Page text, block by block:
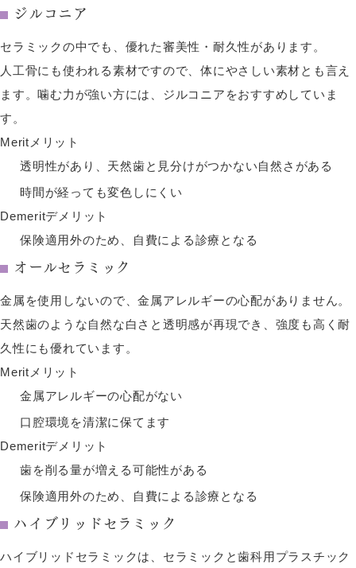
ジルコニア
セラミックの中でも、優れた審美性・耐久性があります。
人工骨にも使われる素材ですので、体にやさしい素材とも言え
ます。噛む力が強い方には、ジルコニアをおすすめしていま
す。
Merit メリット
透明性があり、天然歯と見分けがつかない自然さがある
時間が経っても変色しにくい
Demeritデメリット
保険適用外のため、自費による診療となる
オールセラミック
金属を使用しないので、金属アレルギーの心配がありません。
天然歯のような自然な白さと透明感が再現でき、強度も高く耐
久性にも優れています。
Merit メリット
金属アレルギーの心配がない
口腔環境を清潔に保てます
Demeritデメリット
歯を削る量が増える可能性がある
保険適用外のため、自費による診療となる
ハイブリッドセラミック
ハイブリッドセラミックは、セラミックと歯科用プラスチック